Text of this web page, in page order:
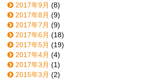
2017年9月 (8)
2017年8月 (9)
2017年7月 (9)
2017年6月 (18)
2017年5月 (19)
2017年4月 (4)
2017年3月 (1)
2015年3月 (2)